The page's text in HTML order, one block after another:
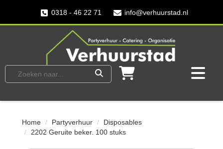
0318 - 46 22 71 info@verhuurstad.nl
Home Partyverhuur
Disposables
2202 Geruite beker. 100 stuks